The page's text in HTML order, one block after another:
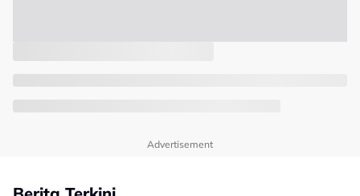
Advertisement